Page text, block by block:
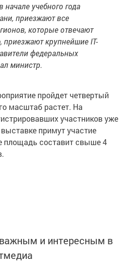
учебного года
приезжают все
которые отвечают
крупнейшие IT-
федеральных
министр.
пройдет четвертый
масштаб растет. На
участников уже
примут участие
площадь составит свыше 4
и интересным в